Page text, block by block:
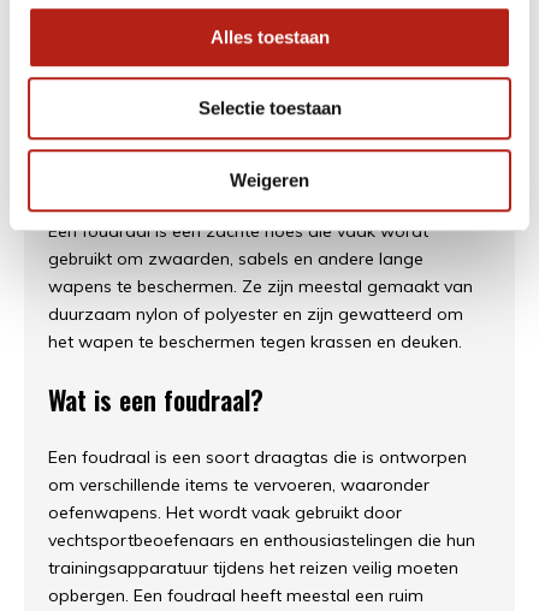
Alles toestaan
Selectie toestaan
Weigeren
Een draagtas is een eenvoudige tas die wordt gebruikt
om wapens te vervoeren. Ze zijn meestal gemaakt van
duurzame stof en hebben een ritssluiting om het
Een foudraal is een zachte hoes die vaak wordt
gebruikt om zwaarden, sabels en andere lange
wapens te beschermen. Ze zijn meestal gemaakt van
duurzaam nylon of polyester en zijn gewatteerd om
het wapen te beschermen tegen krassen en deuken.
Wat is een foudraal?
Een foudraal is een soort draagtas die is ontworpen
om verschillende items te vervoeren, waaronder
oefenwapens. Het wordt vaak gebruikt door
vechtsportbeoefenaars en enthousiastelingen die hun
trainingsapparatuur tijdens het reizen veilig moeten
opbergen. Een foudraal heeft meestal een ruim